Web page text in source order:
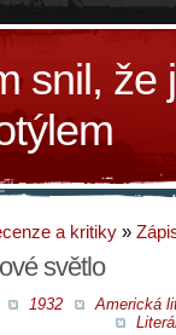
snil, že
a kritiky »
světlo
1932 Americká